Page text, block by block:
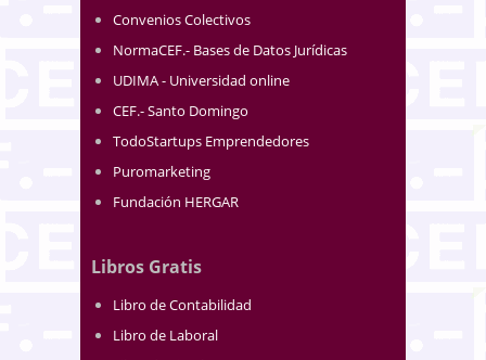
Convenios Colectivos
NormaCEF.- Bases de Datos Jurídicas
UDIMA - Universidad online
CEF.- Santo Domingo
TodoStartups Emprendedores
Puromarketing
Fundación HERGAR
Libros Gratis
Libro de Contabilidad
Libro de Laboral